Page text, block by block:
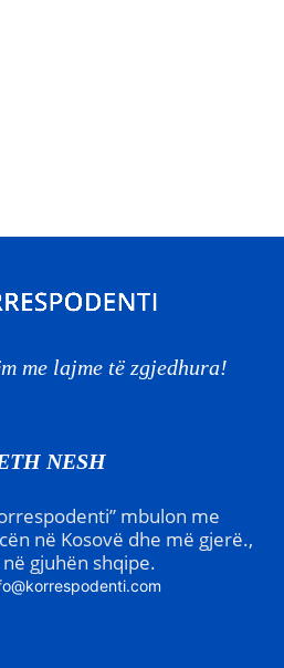
me lajme të zgjedhura!
NESH
mbulon me
në Kosovë dhe më gjerë.,
gjuhën shqipe.